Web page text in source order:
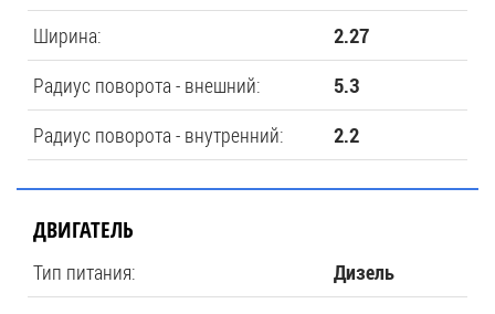
Ширина: 2.27
Радиус поворота - внешний: 5.3
Радиус поворота - внутренний: 2.2
ДВИГАТЕЛЬ
Тип питания: Дизель